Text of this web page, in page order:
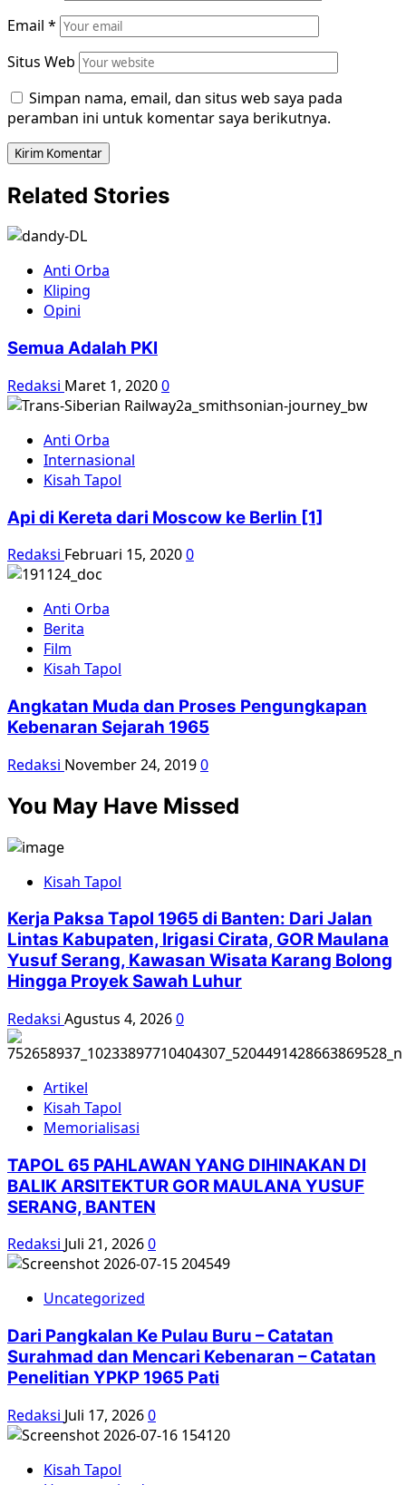
Email *
Situs Web
Simpan nama, email, dan situs web saya pada
peramban ini untuk komentar saya berikutnya.
Related Stories
Anti Orba
Kliping
Opini
Semua Adalah PKI
Redaksi Maret 1, 20200
Anti Orba
Internasional
Kisah Tapol
Api di Kereta dari Moscow ke Berlin [1]
Redaksi Februari 15, 20200
Anti Orba
Berita
Film
Kisah Tapol
Angkatan Muda dan Proses Pengungkapan
Kebenaran Sejarah 1965
Redaksi November 24, 20190
You May Have Missed
Kisah Tapol
Kerja Paksa Tapol 1965 di Banten: Dari Jalan
Lintas Kabupaten, Irigasi Cirata, GOR Maulana
Yusuf Serang, Kawasan Wisata Karang Bolong
Hingga Proyek Sawah Luhur
Redaksi Agustus 4, 20260
Artikel
Kisah Tapol
Memorialisasi
TAPOL 65 PAHLAWAN YANG DIHINAKAN DI
BALIK ARSITEKTUR GOR MAULANA YUSUF
SERANG, BANTEN
Redaksi Juli 21, 20260
Uncategorized
Dari Pangkalan Ke Pulau Buru – Catatan
Surahmad dan Mencari Kebenaran – Catatan
Penelitian YPKP 1965 Pati
Redaksi Juli 17, 20260
Kisah Tapol